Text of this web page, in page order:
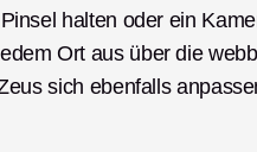
halten oder ein
Ort aus über die
sich ebenfalls